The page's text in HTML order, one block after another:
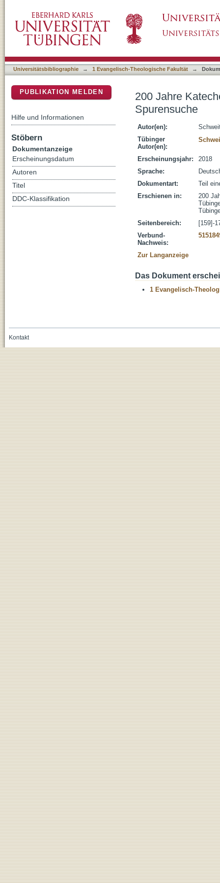
Universitätsbibliographie → 1 Evangelisch-Theologische Fakultät →
200 Jahre
Spurensuche
Autor(en):
Tübinger
Autor(en):
Erscheinungsjahr:
2018
Sprache:
Dokumentart:
Teil
Erschienen in:
200
Seitenbereich:
[159]-
Verbund-
Nachweis:
Zur Langanzeige
Das Dokument
1 Evangelisch-
PUBLIKATION MELDEN
Hilfe und Informationen
Stöbern
Dokumentanzeige
Erscheinungsdatum
Autoren
Titel
DDC-Klassifikation
Kontakt